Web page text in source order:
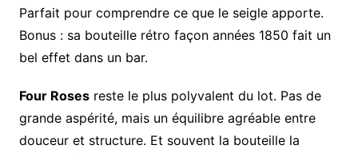
Parfait pour comprendre ce que le seigle apporte.
Bonus : sa bouteille rétro façon années 1850 fait un
bel effet dans un bar.
Four Rosesreste le plus polyvalent du lot. Pas de
grande aspérité, mais un équilibre agréable entre
douceur et structure. Et souvent la bouteille la